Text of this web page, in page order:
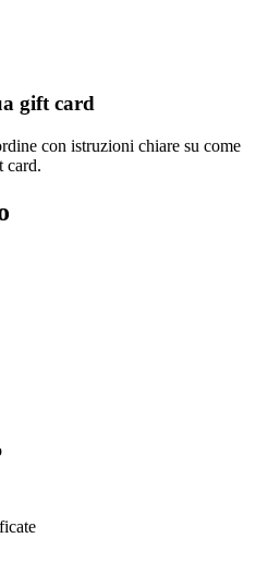
gift card
con istruzioni chiare su come
card.